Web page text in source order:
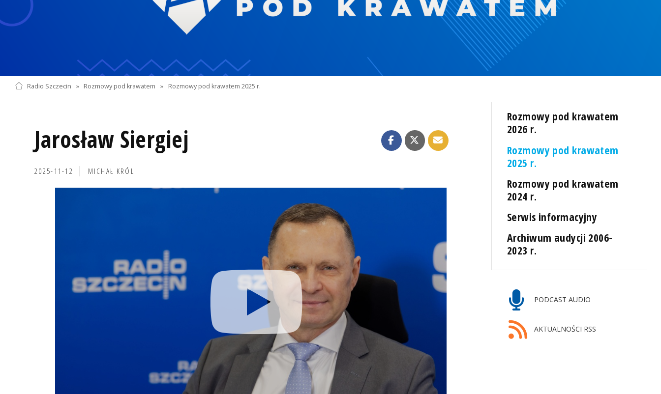
Radio Szczecin » Rozmowy pod krawatem » Rozmowy pod krawatem 2025 r.
Jarosław Siergiej
2025-11-12 MICHAŁ KRÓL
Rozmowy pod krawatem
2026 r.
Rozmowy pod krawatem
2025 r.
Rozmowy pod krawatem
2024 r.
Serwis informacyjny
Archiwum audycji 2006-
2023 r.
PODCAST AUDIO
AKTUALNOŚCI RSS